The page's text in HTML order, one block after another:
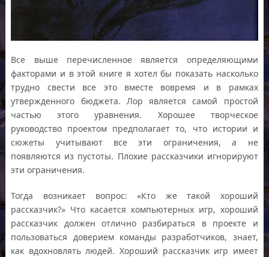
Все выше перечисленное является определяющими
факторами и в этой книге я хотел бы показать насколько
трудно свести все это вместе вовремя и в рамках
утвержденного бюджета. Лор является самой простой
частью этого уравнения. Хорошее творческое
руководство проектом предполагает то, что истории и
сюжеты учитывают все эти ограничения, а не
появляются из пустоты. Плохие рассказчики игнорируют
эти ограничения.
Тогда возникает вопрос: «Кто же такой хороший
рассказчик?» Что касается компьютерных игр, хороший
рассказчик должен отлично разбираться в проекте и
пользоваться доверием команды разработчиков, знает,
как вдохновлять людей. Хороший рассказчик игр имеет